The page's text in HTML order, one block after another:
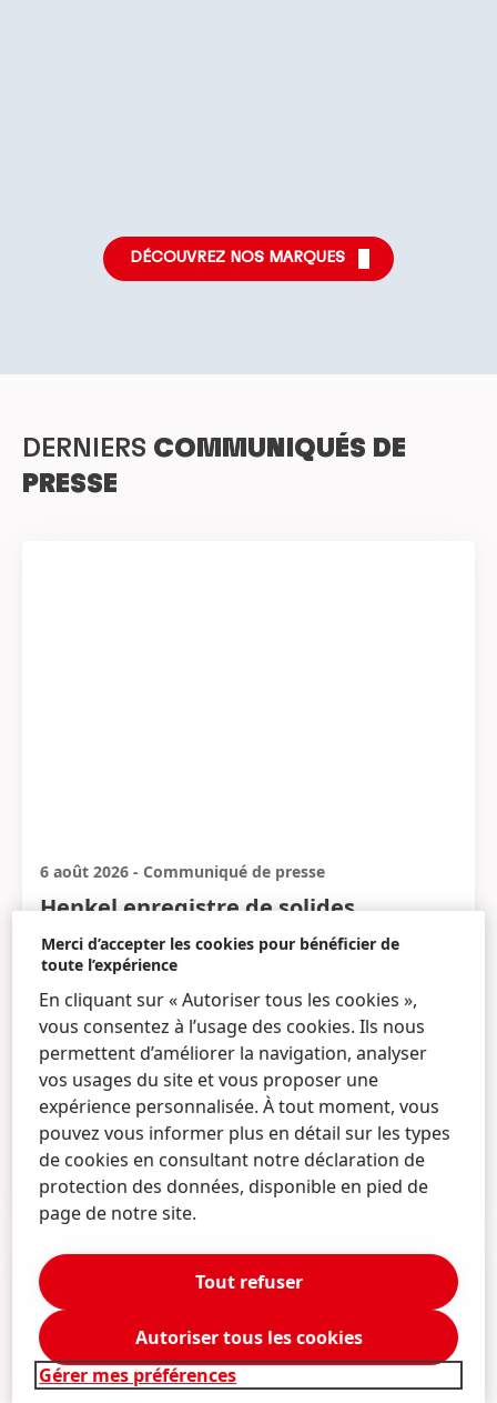
DÉCOUVREZ NOS MARQUES
DERNIERS COMMUNIQUÉS DE
PRESSE
6 août 2026 - Communiqué de presse
Henkel enregistre de solides
performances en termes de ventes et
de bénéfices au premier semestre et
revoit à la hausse ses prévisions de
chiffre d'affaires pour 2026
Les ventes du Groupe au premier semestre de
l'année ont enregistré une forte croissance
organique de 3,2 %, atteignant 10,3 milliards
d'euros
Forte croissance soutenue par une dynamique
positive des prix et des volumes dans toutes
les divisions
Le bénéfice d’exploitation(EBIT)* augmente
pour atteindre 1 620 millions d’euros
Forte marge EBIT* de 15,7 %
base), soutenue par les deux divisions, ce qui
démontre la solidité des activités
Bénéfice par action privilégiée(EPS)* passé à
EN SAVOIR PLUS
Merci d’accepter les cookies pour bénéficier de
toute l’expérience
En cliquant sur « Autoriser tous les cookies »,
vous consentez à l’usage des cookies. Ils nous
permettent d’améliorer la navigation, analyser
vos usages du site et vous proposer une
expérience personnalisée. À tout moment, vous
pouvez vous informer plus en détail sur les types
de cookies en consultant notre déclaration de
protection des données, disponible en pied de
page de notre site.
Gérer mes préférences
Tout refuser
Autoriser tous les cookies